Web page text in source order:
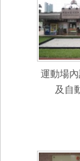
運動場
及自